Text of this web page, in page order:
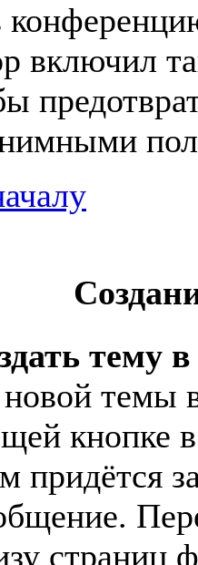
включил
тему
новой темы
кнопке
придётся